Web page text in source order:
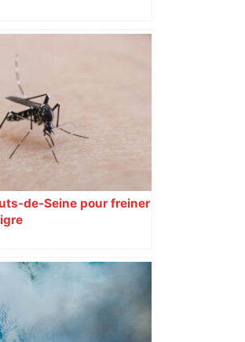
de-Seine pour freiner